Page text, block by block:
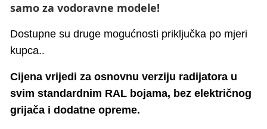
samo za vodoravne modele!
Dostupne su druge mogućnosti priključka po mjeri
kupca..
Cijena vrijedi za osnovnu verziju radijatora u
svim standardnim RAL bojama, bez električnog
grijača i dodatne opreme.